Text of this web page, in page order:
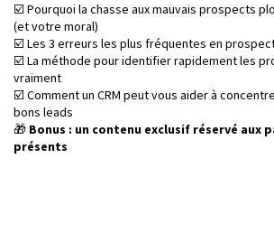
☑️ Pourquoi la chasse aux mauvais prospects
(et votre moral)
☑️ Les 3 erreurs les plus fréquentes en
☑️ La méthode pour identifier rapidement les
vraiment
☑️ Comment un CRM peut vous aider à
bons leads
🎁 Bonus : un contenu exclusif réservé aux
présents